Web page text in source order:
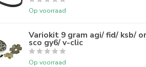
Op voorraad
Variokit 9 gram agi/ fid/ ksb/
sco gy6/ v-clic
Op voorraad